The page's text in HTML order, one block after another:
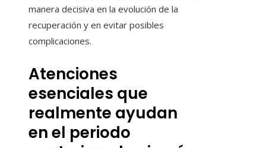
manera decisiva en la evolución de la
recuperación y en evitar posibles
complicaciones.
Atenciones
esenciales que
realmente ayudan
en el periodo